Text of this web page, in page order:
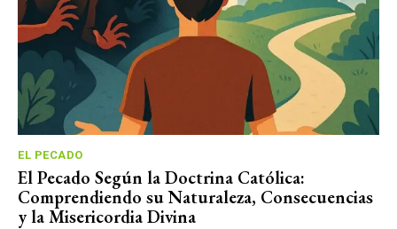
EL PECADO
El Pecado Según la Doctrina Católica:
Comprendiendo su Naturaleza, Consecuencias
y la Misericordia Divina